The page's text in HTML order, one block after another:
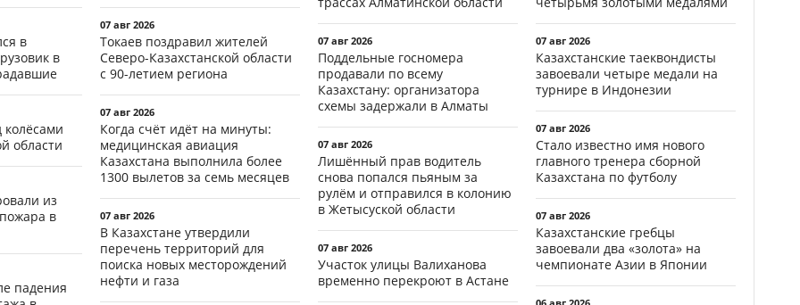
в
в
области
из
в
падения
07 авг 2026
Токаев поздравил жителей
Северо-Казахстанской области
с 90-летием региона
07 авг 2026
Когда счёт идёт на минуты:
медицинская авиация
Казахстана выполнила более
1300 вылетов за семь месяцев
07 авг 2026
В Казахстане утвердили
перечень территорий для
поиска новых месторождений
нефти и газа
07 авг 2026
Поддельные госномера
продавали по всему
Казахстану: организатора
схемы задержали в Алматы
07 авг 2026
Лишённый прав водитель
снова попался пьяным за
рулём и отправился в колонию
в Жетысуской области
07 авг 2026
Участок улицы Валиханова
временно перекроют в Астане
07 авг 2026
Казахстанские таеквондисты
завоевали четыре медали на
турнире в Индонезии
07 авг 2026
Стало известно имя нового
главного тренера сборной
Казахстана по футболу
07 авг 2026
Казахстанские гребцы
завоевали два «золота» на
чемпионате Азии в Японии